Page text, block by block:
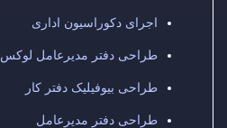
اجرای دکوراسیون اداری
طراحی دفتر مدیرعامل لوکس
طراحی بیوفیلیک دفتر کار
طراحی دفتر مدیرعامل